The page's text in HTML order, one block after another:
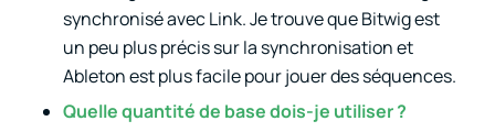
synchronisé avec Link. Je trouve que Bitwig est
un peu plus précis sur la synchronisation et
Ableton est plus facile pour jouer des séquences.
Quelle quantité de base dois-je utiliser ?